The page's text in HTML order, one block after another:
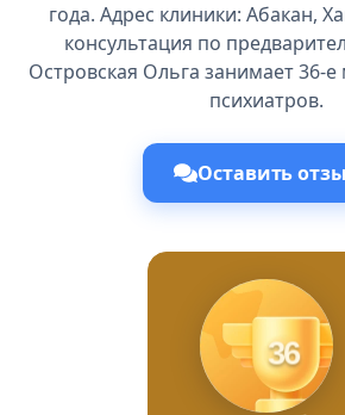
года. Адрес клиники: Абакан,
консультация по
Островская Ольга занимает 36-е
психиатров.
Оставить
36